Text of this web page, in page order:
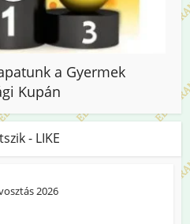
a Gyermek
Kupán
- LIKE
2026